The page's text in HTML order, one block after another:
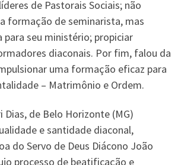
de Pastorais Sociais; não
formação de seminarista, mas
seu ministério; propiciar
diaconais. Por fim, falou da
uma formação eficaz para
– Matrimônio e Ordem.
Dias, de Belo Horizonte (MG)
e santidade diaconal,
do Servo de Deus Diácono João
processo de beatificação e